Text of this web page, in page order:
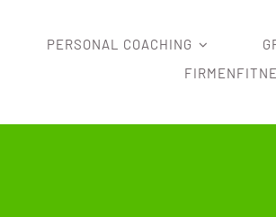
PERSONAL COACHING